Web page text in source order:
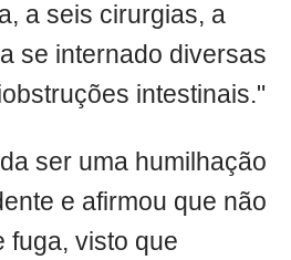
a seis cirurgias, a
se internado diversas
intestinais."
ser uma humilhação
e afirmou que não
fuga, visto que